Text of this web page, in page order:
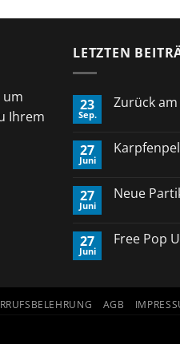
um
Ihrem
LETZTEN
23
Sep.
Zurück
Zurück
Simon
T.
27
Juni
Karpfenpellets
27
Juni
Neue
Neue
27
Juni
Free Pop
Free
Ups
AGB